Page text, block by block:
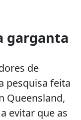
garganta
de
pesquisa feita
Queensland,
evitar que as